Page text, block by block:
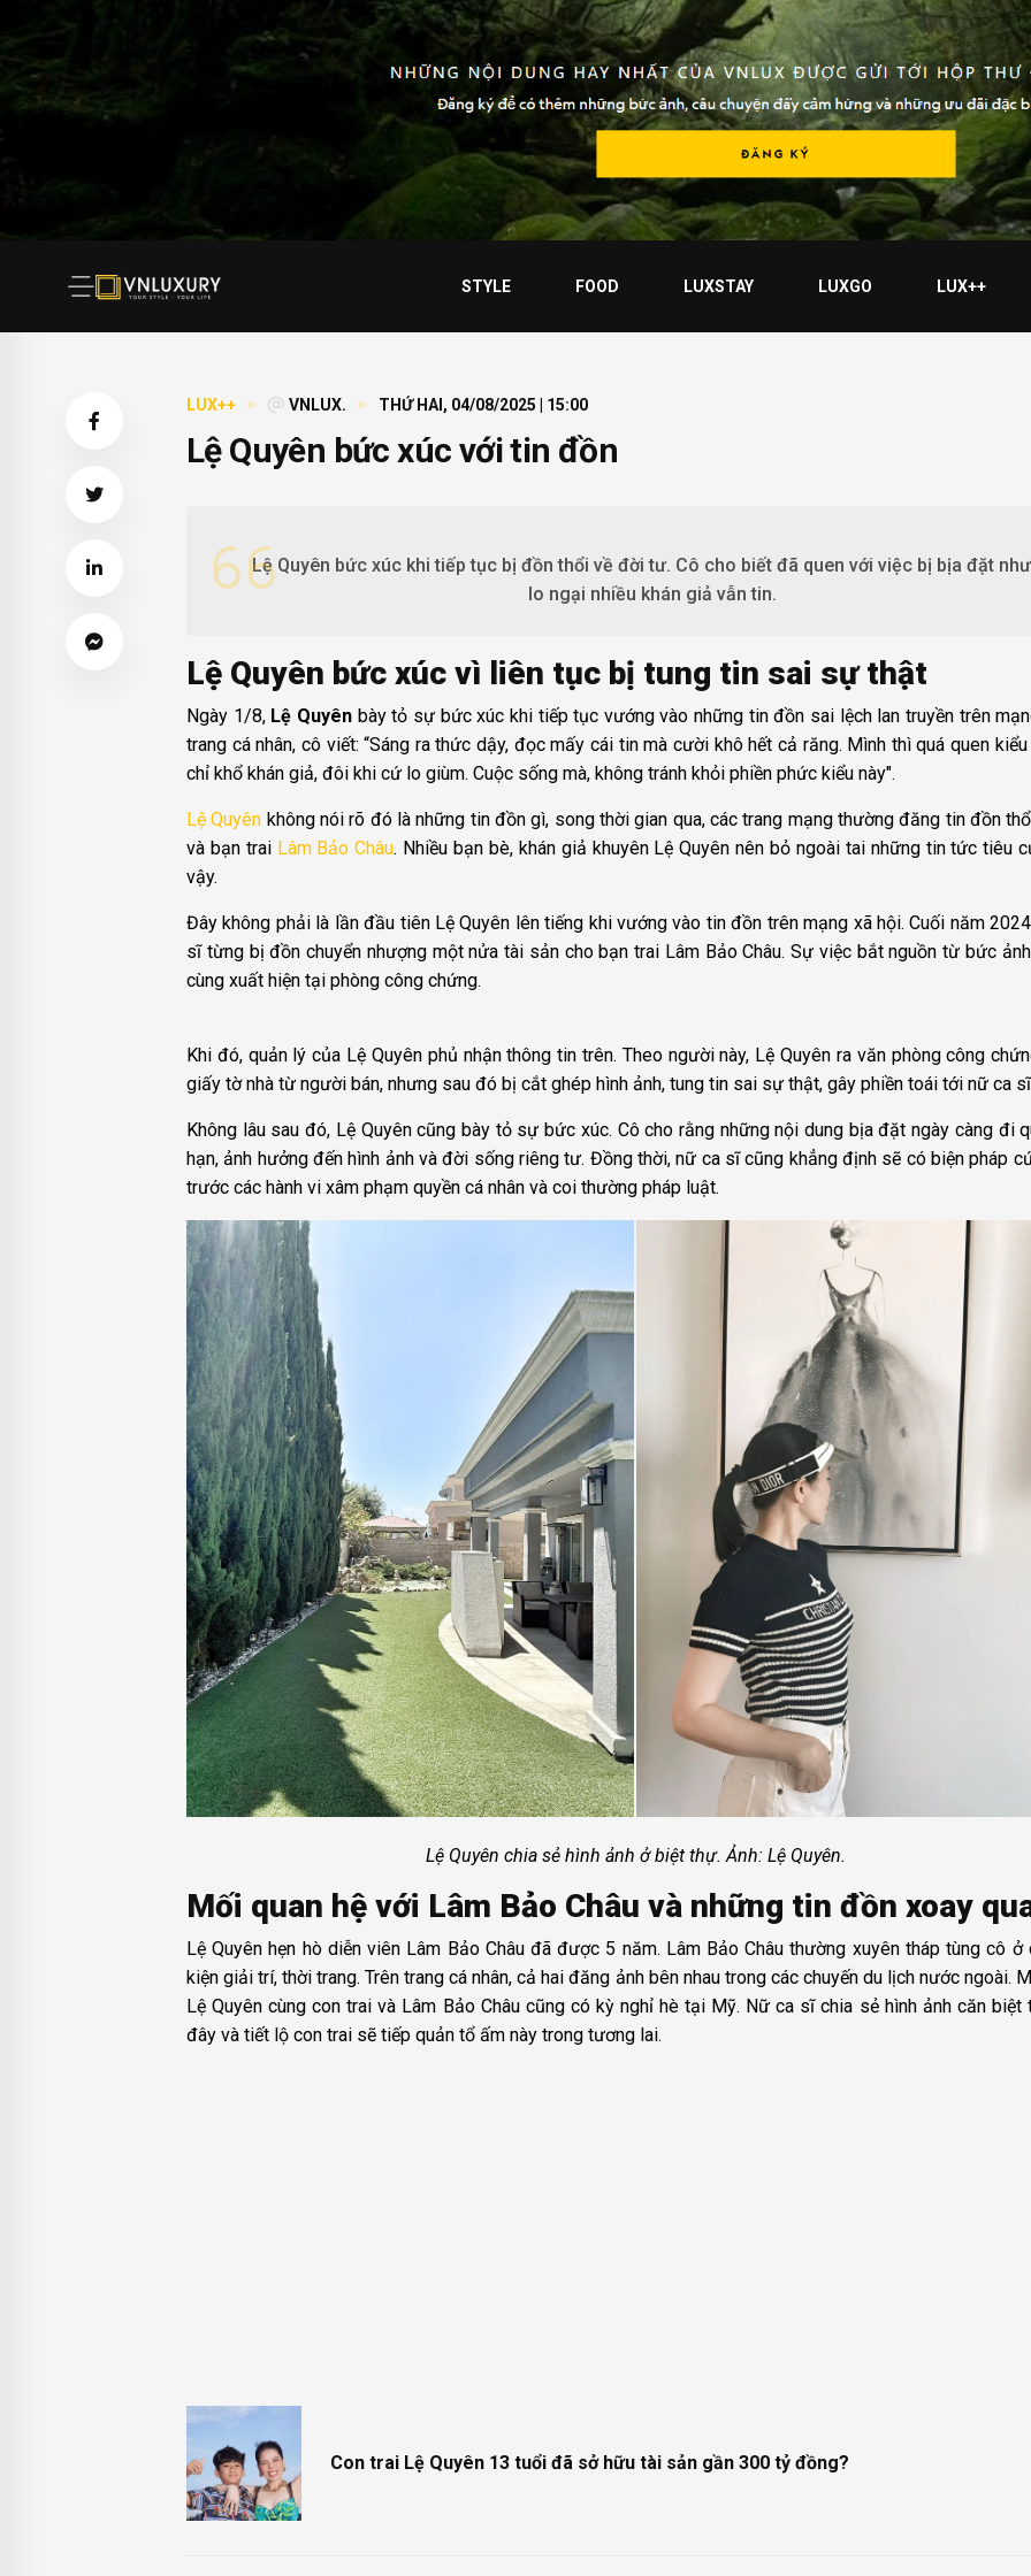
STYLE FOOD LUXSTAY LUXGO LUX++
LUX++ VNLUX. THỨ HAI, 04/08/2025 | 15:00
Lệ Quyên bức xúc với tin đồn
Lệ Quyên bức xúc khi tiếp tục bị đồn thổi về đời tư. Cô cho biết đã quen với việc bị bịa đặt
lo ngại nhiều khán giả vẫn tin.
Lệ Quyên bức xúc vì liên tục bị tung tin sai sự thật
Ngày 1/8, Lệ Quyênbày tỏ sự bức xúc khi tiếp tục vướng vào những tin đồn sai lệch lan truyền trên
trang cá nhân, cô viết: “Sáng ra thức dậy, đọc mấy cái tin mà cười khô hết cả răng. Mình thì quá quen
chỉ khổ khán giả, đôi khi cứ lo giùm. Cuộc sống mà, không tránh khỏi phiền phức kiểu này".
Lệ Quyên không nói rõ đó là những tin đồn gì, song thời gian qua, các trang mạng thường đăng tin đồn
và bạn trai Lâm Bảo Châu. Nhiều bạn bè, khán giả khuyên Lệ Quyên nên bỏ ngoài tai những tin tức tiêu
vậy.
Đây không phải là lần đầu tiên Lệ Quyên lên tiếng khi vướng vào tin đồn trên mạng xã hội. Cuối năm
sĩ từng bị đồn chuyển nhượng một nửa tài sản cho bạn trai Lâm Bảo Châu. Sự việc bắt nguồn từ bức
cùng xuất hiện tại phòng công chứng.
Khi đó, quản lý của Lệ Quyên phủ nhận thông tin trên. Theo người này, Lệ Quyên ra văn phòng công
giấy tờ nhà từ người bán, nhưng sau đó bị cắt ghép hình ảnh, tung tin sai sự thật, gây phiền toái tới nữ ca
Không lâu sau đó, Lệ Quyên cũng bày tỏ sự bức xúc. Cô cho rằng những nội dung bịa đặt ngày càng đi
hạn, ảnh hưởng đến hình ảnh và đời sống riêng tư. Đồng thời, nữ ca sĩ cũng khẳng định sẽ có biện pháp
trước các hành vi xâm phạm quyền cá nhân và coi thường pháp luật.
Lệ Quyên chia sẻ hình ảnh ở biệt thự. Ảnh: Lệ Quyên.
Mối quan hệ với Lâm Bảo Châu và những tin đồn xoay
Lệ Quyên hẹn hò diễn viên Lâm Bảo Châu đã được 5 năm. Lâm Bảo Châu thường xuyên tháp tùng cô ở
kiện giải trí, thời trang. Trên trang cá nhân, cả hai đăng ảnh bên nhau trong các chuyến du lịch nước ngoài.
Lệ Quyên cùng con trai và Lâm Bảo Châu cũng có kỳ nghỉ hè tại Mỹ. Nữ ca sĩ chia sẻ hình ảnh căn biệt
đây và tiết lộ con trai sẽ tiếp quản tổ ấm này trong tương lai.
Con trai Lệ Quyên 13 tuổi đã sở hữu tài sản gần 300 tỷ đồng?